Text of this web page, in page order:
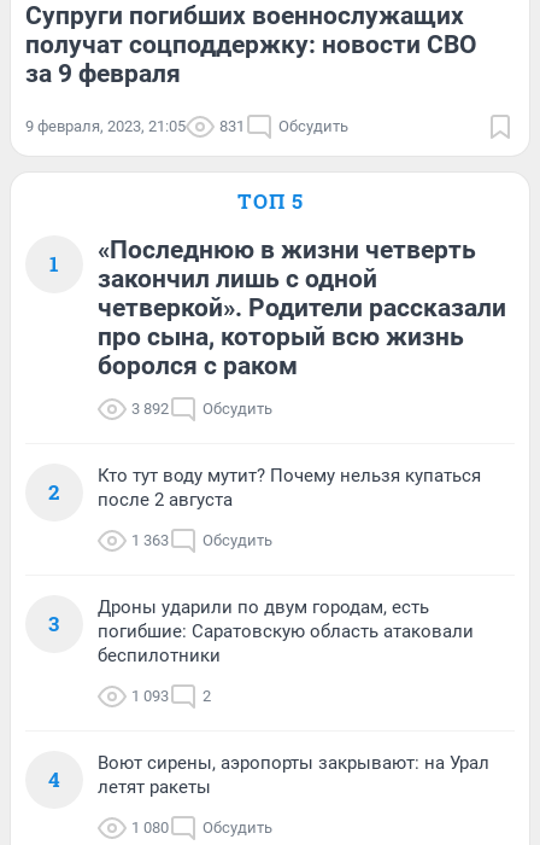
Супруги погибших военнослужащих
получат соцподдержку: новости СВО
за 9 февраля
9 февраля, 2023, 21:05 831 Обсудить
ТОП 5
1
«Последнюю в жизни четверть
закончил лишь с одной
четверкой». Родители рассказали
про сына, который всю жизнь
боролся с раком
3 892 Обсудить
2
Кто тут воду мутит? Почему нельзя купаться
после 2 августа
1 363 Обсудить
3
Дроны ударили по двум городам, есть
погибшие: Саратовскую область атаковали
беспилотники
1 093 2
4
Воют сирены, аэропорты закрывают: на Урал
летят ракеты
1 080 Обсудить